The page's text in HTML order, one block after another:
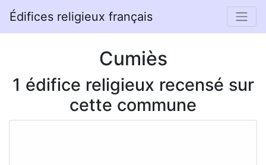
Édifices religieux français
Cumiès
1 édifice religieux recensé sur
cette commune